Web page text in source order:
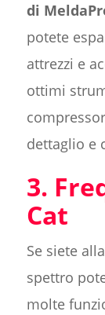
di
potete
attrezzi e
ottimi
dettaglio e
3.
Cat
Se siete
spettro
molte